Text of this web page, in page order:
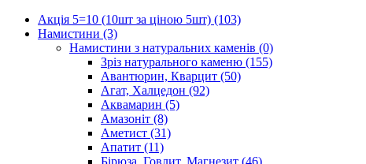
Акція 5=10 (10шт за ціною 5шт) (103)
Намистини (3)
Намистини з натуральних каменів (0)
Зріз натурального каменю (155)
Авантюрин, Кварцит (50)
Агат, Халцедон (92)
Аквамарин (5)
Амазоніт (8)
Аметист (31)
Апатит (11)
Бірюза, Говлит, Магнезит (46)